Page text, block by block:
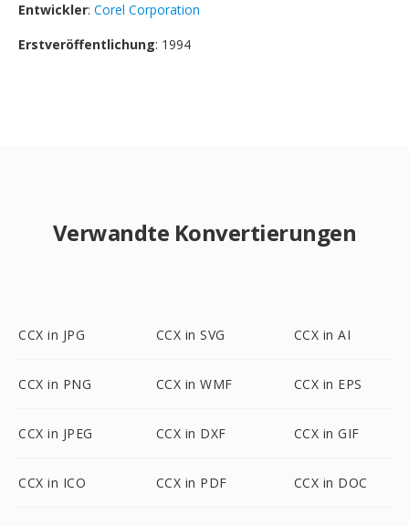
Entwickler: Corel Corporation
Erstveröffentlichung: 1994
Verwandte Konvertierungen
CCX in JPG CCX in SVG CCX in AI
CCX in PNG CCX in WMF CCX in EPS
CCX in JPEG CCX in DXF CCX in GIF
CCX in ICO CCX in PDF CCX in DOC